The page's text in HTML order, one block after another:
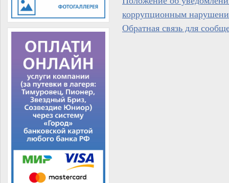
коррупционным
Обратная связь для